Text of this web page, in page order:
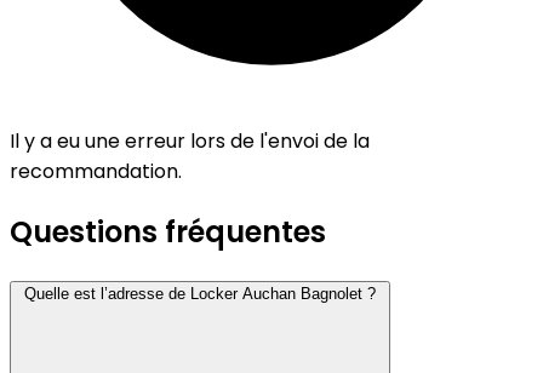
Il y a eu une erreur lors de l'envoi de la
recommandation.
Questions fréquentes
Quelle est l’adresse de Locker Auchan Bagnolet ?